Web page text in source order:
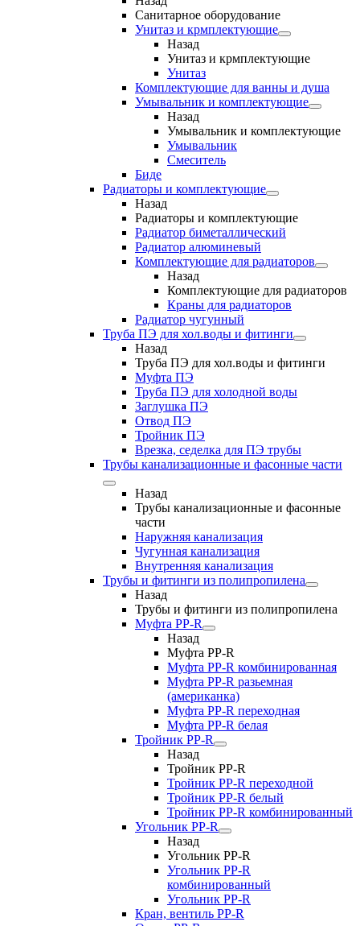
Санитарное оборудование
Унитаз и крмплектующие
Назад
Унитаз и крмплектующие
Унитаз
Комплектующие для ванны и душа
Умывальник и комплектующие
Назад
Умывальник и комплектующие
Умывальник
Смеситель
Биде
Радиаторы и комплектующие
Назад
Радиаторы и комплектующие
Радиатор биметаллический
Радиатор алюминевый
Комплектующие для радиаторов
Назад
Комплектующие для радиаторов
Краны для радиаторов
Радиатор чугунный
Труба ПЭ для хол.воды и фитинги
Назад
Труба ПЭ для хол.воды и фитинги
Муфта ПЭ
Труба ПЭ для холодной воды
Заглушка ПЭ
Отвод ПЭ
Тройник ПЭ
Врезка, седелка для ПЭ трубы
Трубы канализационные и фасонные части
Назад
Трубы канализационные и фасонные
части
Наружняя канализация
Чугунная канализация
Внутренняя канализация
Трубы и фитинги из полипропилена
Назад
Трубы и фитинги из полипропилена
Муфта PP-R
Назад
Муфта PP-R
Муфта РР-R комбинированная
Муфта РР-R разьемная
(американка)
Муфта РР-R переходная
Муфта РР-R белая
Тройник PP-R
Назад
Тройник PP-R
Тройник РР-R переходной
Тройник РР-R белый
Тройник РР-R комбинированный
Угольник PP-R
Назад
Угольник PP-R
Угольник РР-R
комбинированный
Угольник РР-R
Кран, вентиль PP-R